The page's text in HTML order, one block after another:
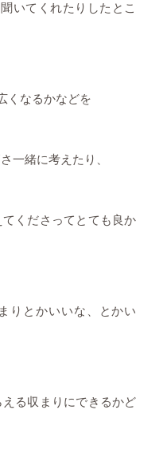
いてくれたりしたとこ
くなるかなどを
一緒に考えたり、
くださってとても良か
りとかいいな、とかい
る収まりにできるかど